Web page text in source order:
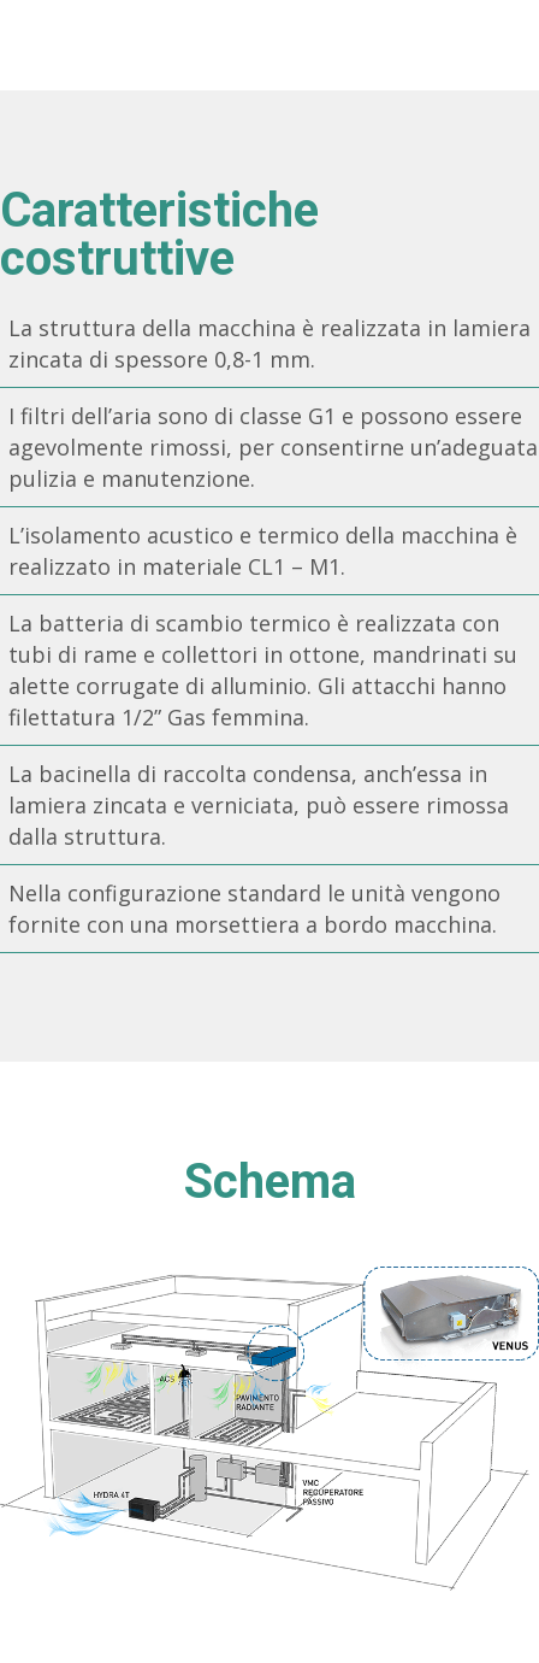
Caratteristiche
costruttive
La struttura della macchina è realizzata in lamiera
zincata di spessore 0,8-1 mm.
I filtri dell’aria sono di classe G1 e possono essere
agevolmente rimossi, per consentirne un’adeguata
pulizia e manutenzione.
L’isolamento acustico e termico della macchina è
realizzato in materiale CL1 – M1.
La batteria di scambio termico è realizzata con
tubi di rame e collettori in ottone, mandrinati su
alette corrugate di alluminio. Gli attacchi hanno
filettatura 1/2” Gas femmina.
La bacinella di raccolta condensa, anch’essa in
lamiera zincata e verniciata, può essere rimossa
dalla struttura.
Nella configurazione standard le unità vengono
fornite con una morsettiera a bordo macchina.
Schema